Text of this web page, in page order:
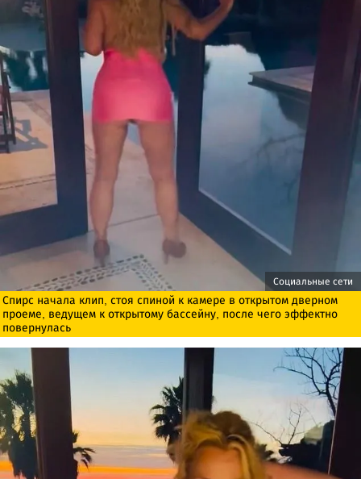
Социальные сети
Спирс начала клип, стоя спиной к камере в открытом дверном
проеме, ведущем к открытому бассейну, после чего эффектно
повернулась